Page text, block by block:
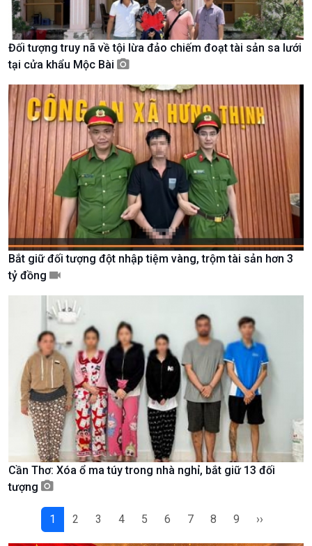
Văn hoá & Du lịch
Tin Văn hoá & Du lịch
Chát với người nổi tiếng
Câu chuyện Thể thao
Multimedia
Ảnh
Video
Infographic
E-Magazine
Podcast
Góc nhìn VOV1
Câu chuyện thời sự
Dòng chảy sự kiện
Đối tượng truy nã về tội lừa đảo chiếm đoạt tài sản sa lưới
tại cửa khẩu Mộc Bài
Bắt giữ đối tượng đột nhập tiệm vàng, trộm tài sản hơn 3
tỷ đồng
Cần Thơ: Xóa ổ ma túy trong nhà nghỉ, bắt giữ 13 đối
tượng
1 2 3 4 5 6 7 8 9 ››